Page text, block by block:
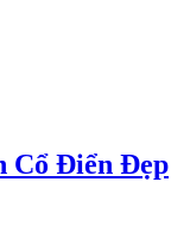
Cổ Điển Đẹp